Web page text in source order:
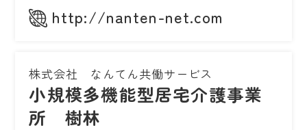
http://nanten-net.com
株式会社 なんてん共働サービス
小規模多機能型居宅介護事業
所 樹林